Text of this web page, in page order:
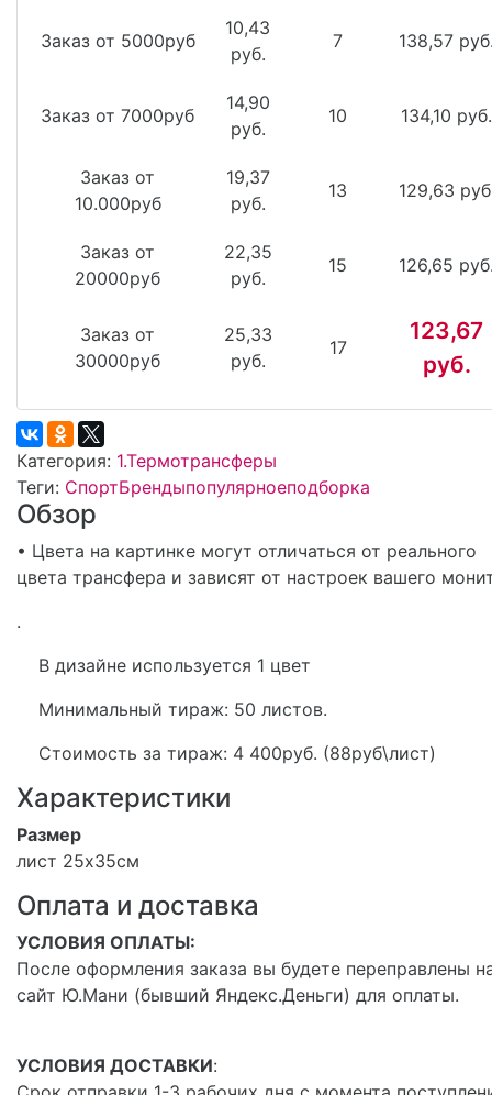
Заказ от 5000руб
10,43
руб.
7 138,57
Заказ от 7000руб
14,90
руб.
10 134,10 руб.
Заказ от
10.000руб
19,37
руб.
13 129,63
Заказ от
20000руб
22,35
руб.
15 126,65
Заказ от
30000руб
25,33
руб.
17
123,67
руб.
Категория: 1.Термотрансферы
Теги: СпортБрендыпопулярноеподборка
Обзор
• Цвета на картинке могут отличаться от реального
цвета трансфера и зависят от настроек вашего
.
В дизайне используется 1 цвет
Минимальный тираж: 50 листов.
Стоимость за тираж: 4 400руб. (88руб\лист)
Характеристики
Размер
лист 25х35см
Оплата и доставка
УСЛОВИЯ ОПЛАТЫ:
После оформления заказа вы будете переправлены
сайт Ю.Мани (бывший Яндекс.Деньги) для оплаты.
УСЛОВИЯ ДОСТАВКИ: